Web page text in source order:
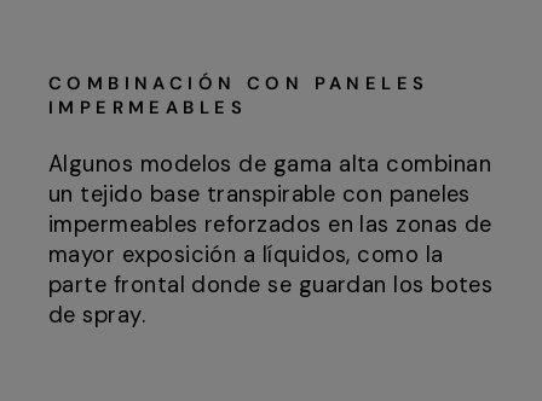
COMBINACIÓN CON PANELES
IMPERMEABLES
Algunos modelos de gama alta combinan
un tejido base transpirable con paneles
impermeables reforzados en las zonas de
mayor exposición a líquidos, como la
parte frontal donde se guardan los botes
de spray.